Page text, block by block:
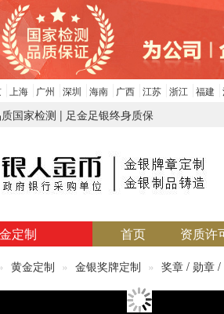
上海 广州 深圳 海南 广西 江苏 浙江 福建
国家检测 | 足金足银终身质保
定制 首页 资质许
黄金定制 金银奖牌定制 奖章 / 勋章 /